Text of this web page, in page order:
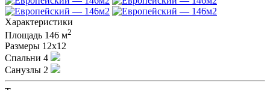
Характеристики
Площадь 146 м2
Размеры 12х12
Спальни 4
Санузлы 2